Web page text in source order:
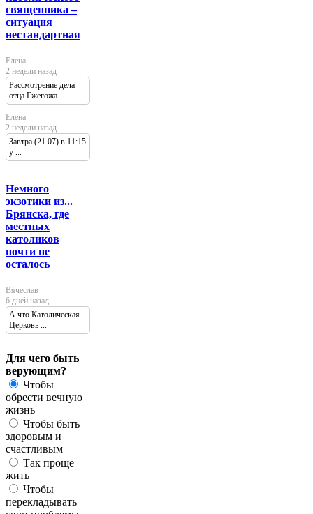
священника –
ситуация
нестандартная
Елена
2 недели назад
Рассмотрение дела
отца Гжегожа ...
Елена
2 недели назад
Завтра (21.07) в 11:15
у ...
Немного
экзотики из...
Брянска, где
местных
католиков
почти не
осталось
Вячеслав
6 дней назад
А что Католическая
Церковь ...
Для чего быть
верующим?
Чтобы
обрести вечную
жизнь
Чтобы быть
здоровым и
счастливым
Так проще
жить
Чтобы
перекладывать